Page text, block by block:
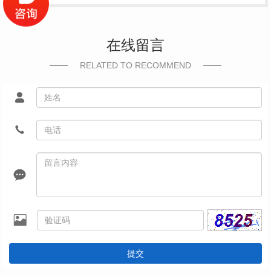
在线留言
RELATED TO RECOMMEND
提交